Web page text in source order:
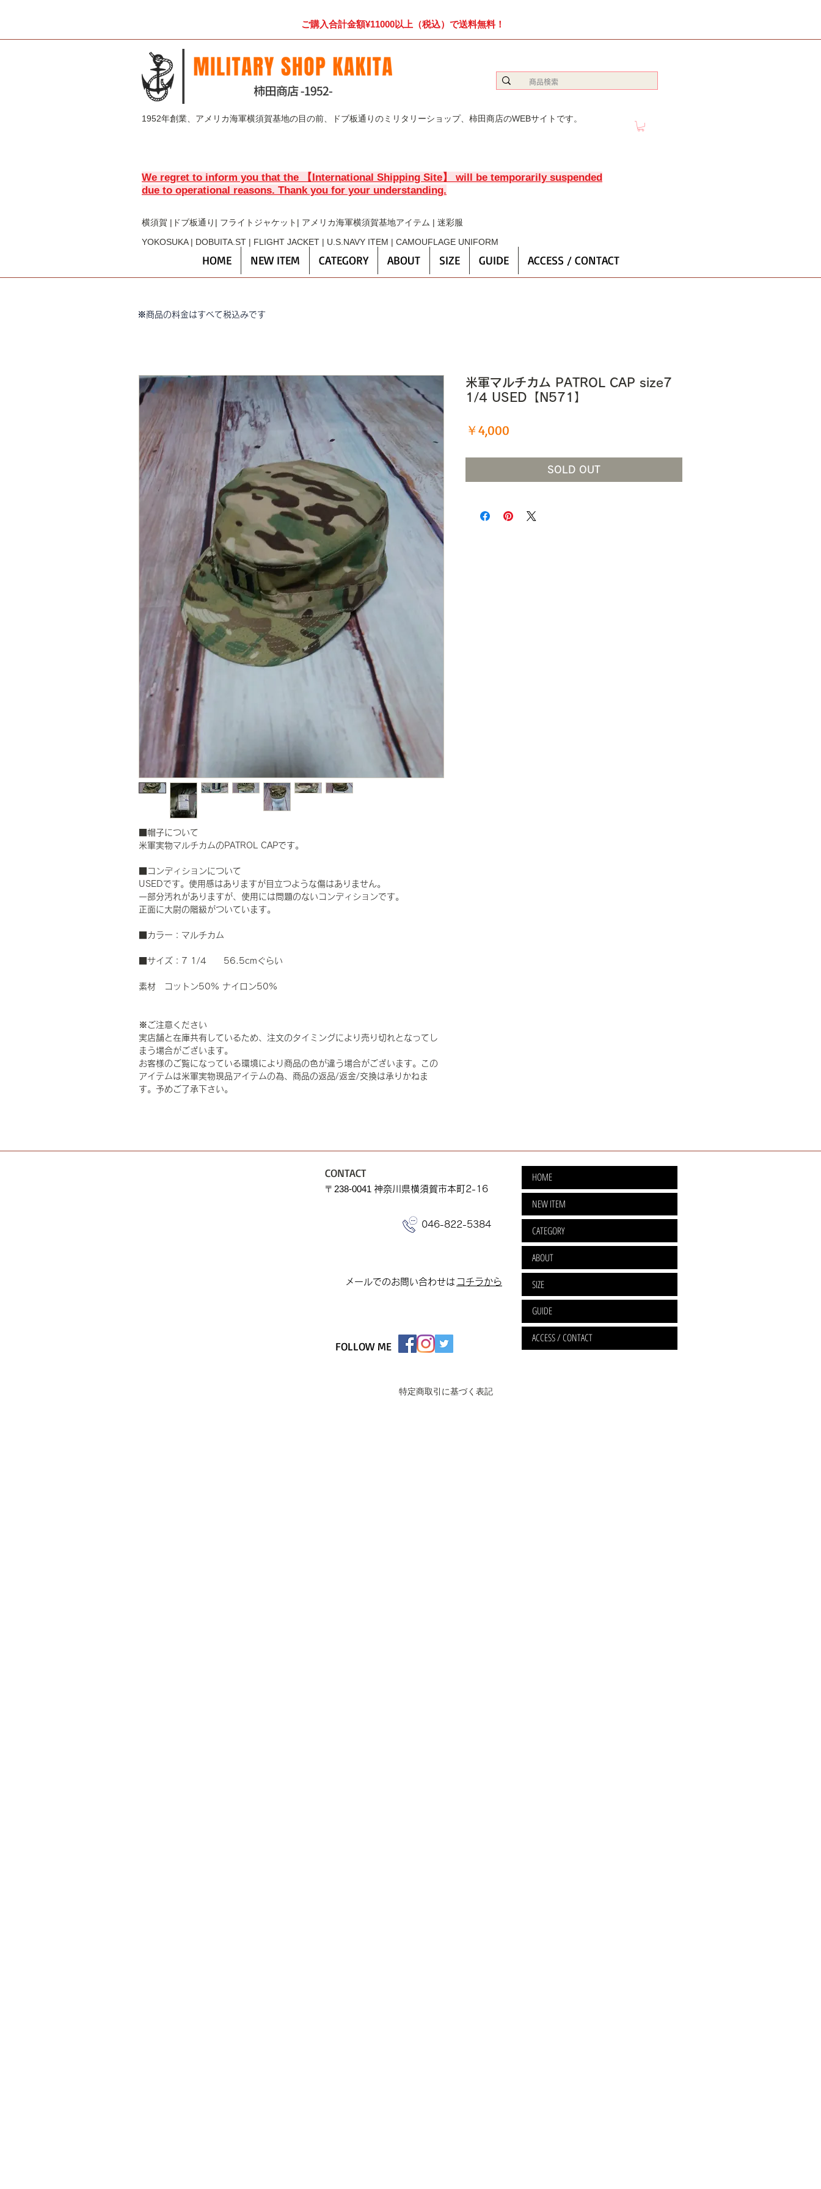
ご購入合計金額¥11000以上（税込）で送料無料！
1952年創業、アメリカ海軍横須賀基地の目の前、ドブ板通りのミリタリーショップ、柿田商店のWEBサイトです。
We regret to inform you that the 【International Shipping Site】 will be temporarily suspended
due to operational reasons. Thank you for your understanding.
横須賀 |ドブ板通り| フライト ジャケット| アメリカ海軍横須賀基地アイテム | 迷彩服
YOKOSUKA | DOBUITA.ST | FLIGHT JACKET | U.S.NAVY ITEM | CAMOUFLAGE UNIFORM
HOME NEW ITEM CATEGORY ABOUT SIZE GUIDE ACCESS / CONTACT
※商品の料金はすべて税込みです
■帽子について
米軍実物マルチカムのPATROL CAPです。
■コンディションについて
USEDです。使用感はありますが目立つような傷はありません。
一部分汚れがありますが、使用には問題のないコンディションです。
正面に大尉の階級がついています。
■カラー：マルチカム
■サイズ：7 1/4 56.5cmぐらい
素材 コットン50% ナイロン50%
※ご注意ください
実店舗と在庫共有しているため、注文のタイミングにより売り切れとなってし
まう場合がございます。
お客様のご覧になっている環境により商品の色が違う場合がございます。この
アイテムは米軍実物現品アイテムの為、商品の返品/返金/交換は承りかねま
す。予めご了承下さい。
米軍マルチカム PATROL CAP size7
1/4 USED【N571】
￥4,000
SOLD OUT
​メールでのお問い合わせは ​コチラから
046-822-5384
HOME
NEW ITEM
CATEGORY
ABOUT
SIZE
GUIDE
ACCESS / CONTACT
CONTACT
​〒238-0041 神奈川県横須賀市本町2-16
FOLLOW ME
特定商取引に基づく表記